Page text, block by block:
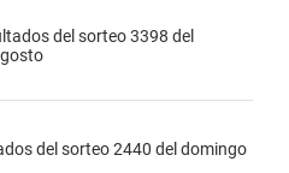
del sorteo 3398 del
del sorteo 2440 del domingo